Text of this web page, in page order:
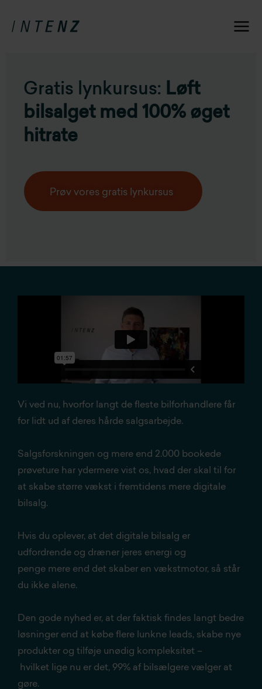
Gratis lynkursus: Løft
bilsalget med 100% øget
hitrate
Prøv vores gratis lynkursus
Vi ved nu, hvorfor langt de fleste bilforhandlere får
for lidt ud af deres hårde salgsarbejde.
Salgsforskningen og mere end 2.000 bookede
prøveture har ydermere vist os, hvad der skal til for
at skabe større vækst i fremtidens mere digitale
bilsalg.
Hvis du oplever, at det digitale bilsalg er
udfordrende og dræner jeres energi og
penge mere end det skaber en vækstmotor, så står
du ikke alene.
Den gode nyhed er, at der faktisk findes langt bedre
løsninger end at købe flere lunkne leads, skabe nye
produkter og tilføje unødig kompleksitet –
hvilket lige nu er det, 99% af bilsælgere vælger at
gøre.